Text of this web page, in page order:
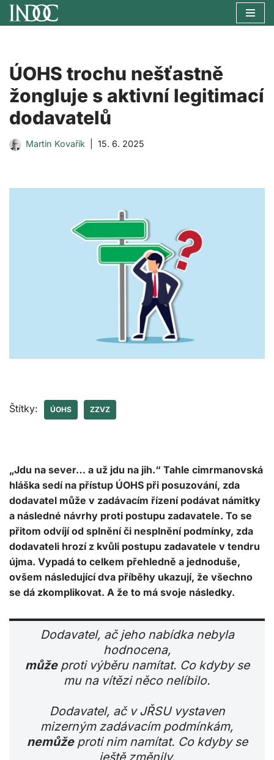
obsah
ÚOHS trochu nešťastně
žongluje s aktivní legitimací
dodavatelů
Martin Kovařík 15. 6. 2025
Štítky: ÚOHS ZZVZ
„Jdu na sever… a už jdu na jih.“ Tahle cimrmanovská
hláška sedí na přístup ÚOHS při posuzování, zda
dodavatel může v zadávacím řízení podávat námitky
a následné návrhy proti postupu zadavatele. To se
přitom odvíjí od splnění či nesplnění podmínky, zda
dodavateli hrozí z kvůli postupu zadavatele v tendru
újma. Vypadá to celkem přehledně a jednoduše,
ovšem následující dva příběhy ukazují, že všechno
se dá zkomplikovat. A že to má svoje následky.
Dodavatel, ač jeho nabídka nebyla
hodnocena,
můžeproti výběru namítat. Co kdyby se
mu na vítězi něco nelíbilo.
Dodavatel, ač v JŘSU vystaven
mizerným zadávacím podmínkám,
nemůžeproti nim namítat. Co kdyby se